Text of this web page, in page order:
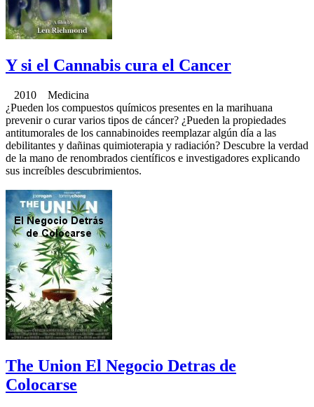
Y si el Cannabis cura el Cancer
2010 Medicina
¿Pueden los compuestos químicos presentes en la marihuana
prevenir o curar varios tipos de cáncer? ¿Pueden la propiedades
antitumorales de los cannabinoides reemplazar algún día a las
debilitantes y dañinas quimioterapia y radiación? Descubre la verdad
de la mano de renombrados científicos e investigadores explicando
sus increíbles descubrimientos.
The Union El Negocio Detras de
Colocarse